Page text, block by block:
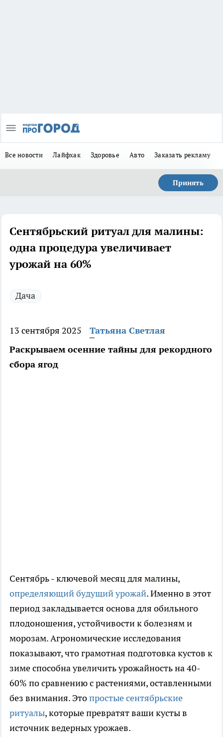
Все новости Лайфхак Здоровье Авто Заказать рекламу
Принять
Сентябрьский ритуал для малины:
одна процедура увеличивает
урожай на 60%
Дача
13 сентября 2025
Татьяна Светлая
Раскрываем осенние тайны для рекордного
сбора ягод
Сентябрь - ключевой месяц для малины,
определяющий будущий урожай. Именно в этот
период закладывается основа для обильного
плодоношения, устойчивости к болезням и
морозам. Агрономические исследования
показывают, что грамотная подготовка кустов к
зиме способна увеличить урожайность на 40-
60% по сравнению с растениями, оставленными
без внимания. Этопростые сентябрьские
ритуалы, которые превратят ваши кусты в
источник ведерных урожаев.